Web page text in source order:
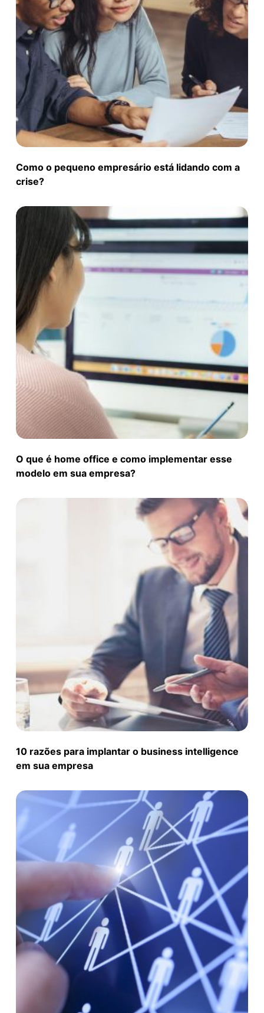
Como o pequeno empresário está lidando com a
crise?
O que é home office e como implementar esse
modelo em sua empresa?
10 razões para implantar o business intelligence
em sua empresa